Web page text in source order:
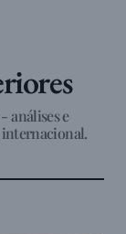
análises e